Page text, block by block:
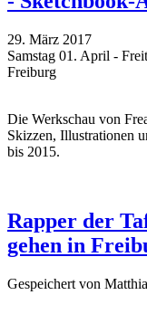
29. März 2017
Samstag 01. April -
Freiburg
Die Werkschau von
Skizzen, Illustrationen
bis 2015.
Rapper der
gehen in
Gespeichert von